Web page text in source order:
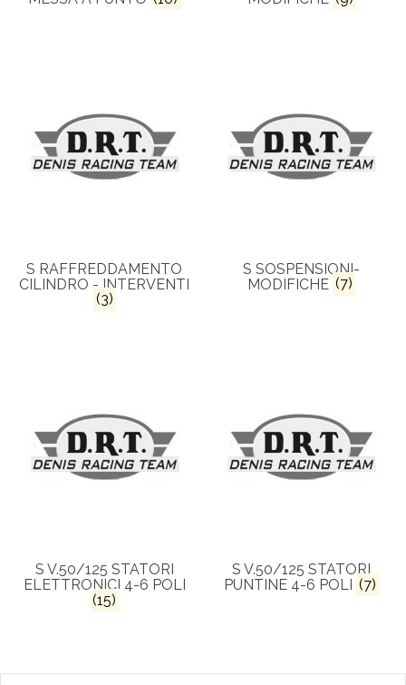
S RAFFREDDAMENTO
CILINDRO - INTERVENTI
(3)
S SOSPENSIONI-
MODIFICHE (7)
S V.50/125 STATORI
ELETTRONICI 4-6 POLI
(15)
S V.50/125 STATORI
PUNTINE 4-6 POLI (7)